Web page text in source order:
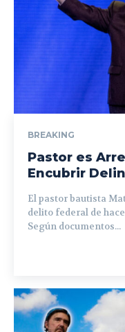
BREAKING
Pastor es
Encubrir
El pastor bautista
delito federal de
Según documentos...